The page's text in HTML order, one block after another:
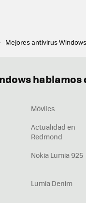
Mejores antivirus
hablamos
Móviles
Actualidad en
Redmond
Nokia Lumia 925
Lumia Denim